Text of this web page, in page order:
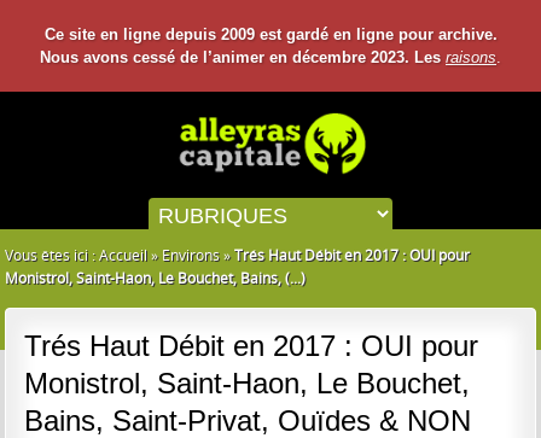
Ce site en ligne depuis 2009 est gardé en ligne pour archive.
Nous avons cessé de l’animer en décembre 2023. Les raisons.
Vous êtes ici :Accueil » Environs »Trés Haut Débit en 2017 : OUI pour
Monistrol, Saint-Haon, Le Bouchet, Bains, (...)
Trés Haut Débit en 2017 : OUI pour
Monistrol, Saint-Haon, Le Bouchet,
Bains, Saint-Privat, Ouïdes & NON